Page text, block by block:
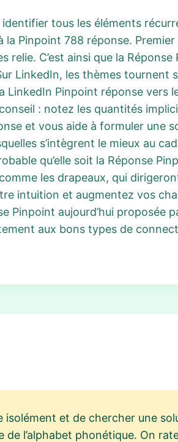
tous les éléments
Pinpoint 788 réponse.
C’est ainsi que la
LinkedIn, les thèmes tournent
Pinpoint réponse vers
: notez les quantités
et vous aide à formuler une
s’intègrent le mieux au
qu’elle soit la Réponse
les drapeaux, qui
intuition et augmentez vos
aujourd’hui proposée
aux bons types de
et de chercher une
l’alphabet phonétique. On